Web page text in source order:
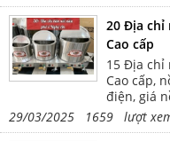
20 Địa chỉ
Cao cấp
15 Địa chỉ
Cao cấp,
điện, giá
29/03/2025 1659 lượt